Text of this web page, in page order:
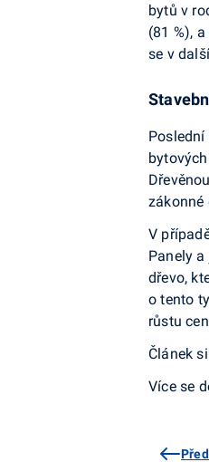
bytů v
(81 %),
se v
zákonné
V
Panely
dřevo,
o tento
růstu
Článek
Více se